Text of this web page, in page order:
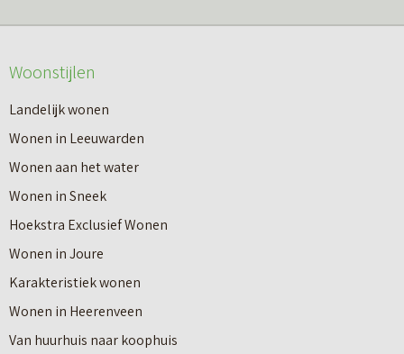
o
e
r
I
n
8
s
t
a
p
p
e
o
v
e
r
V
a
n
n
Woonstijlen
Landelijk wonen
Wonen in Leeuwarden
Wonen aan het water
Wonen in Sneek
Hoekstra Exclusief Wonen
Wonen in Joure
Karakteristiek wonen
Wonen in Heerenveen
Van huurhuis naar koophuis